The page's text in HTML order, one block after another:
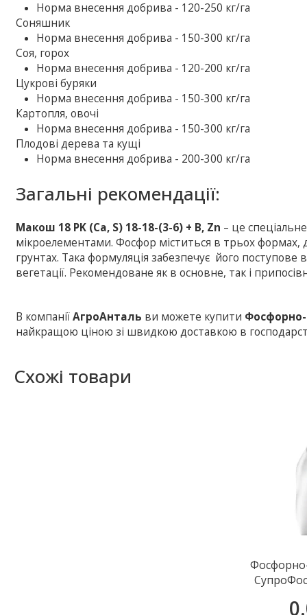
Норма внесення добрива - 120-250 кг/га
Соняшник
Норма внесення добрива - 150-300 кг/га
Соя, горох
Норма внесення добрива - 120-200 кг/га
Цукрові буряки
Норма внесення добрива - 150-300 кг/га
Картопля, овочі
Норма внесення добрива - 150-300 кг/га
Плодові дерева та кущі
Норма внесення добрива - 200-300 кг/га
Загальні рекомендації:
Макош 18 PK (Ca, S) 18-18-(3-6) + B, Zn – це
мікроелементами. Фосфор міститься в трьох формах,
грунтах. Така формуляція забезпечує його
вегетації. Рекомендоване як в основне, так і
В компаніїАгроАнталь ви можете купити Фосфорно-
найкращою ціною зі швидкою доставкою в
Схожі товари